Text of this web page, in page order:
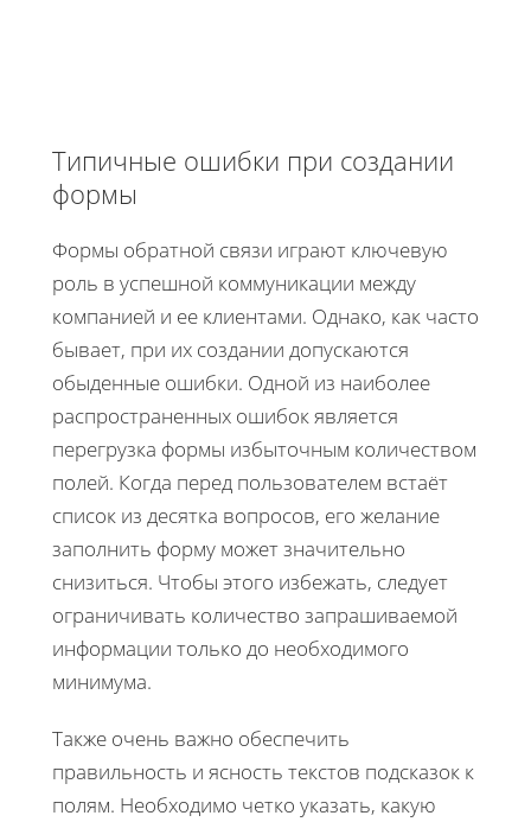
Типичные ошибки при создании
формы
Формы обратной связи играют ключевую
роль в успешной коммуникации между
компанией и ее клиентами. Однако, как часто
бывает, при их создании допускаются
обыденные ошибки. Одной из наиболее
распространенных ошибок является
перегрузка формы избыточным количеством
полей. Когда перед пользователем встаёт
список из десятка вопросов, его желание
заполнить форму может значительно
снизиться. Чтобы этого избежать, следует
ограничивать количество запрашиваемой
информации только до необходимого
минимума.
Также очень важно обеспечить
правильность и ясность текстов подсказок к
полям. Необходимо четко указать, какую